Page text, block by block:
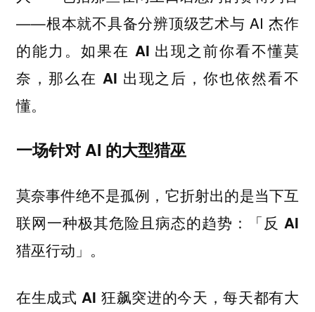
——根本就不具备分辨顶级艺术与 AI 杰作
的能力。 如果在 AI 出现之前你看不懂莫
奈，那么在 AI 出现之后，你也依然看不
懂。
一场针对 AI 的大型猎巫
莫奈事件绝不是孤例，它折射出的是当下互
联网一种极其危险且病态的趋势：
「反 AI
猎巫行动」。
在生成式 AI 狂飙突进的今天，每天都有大